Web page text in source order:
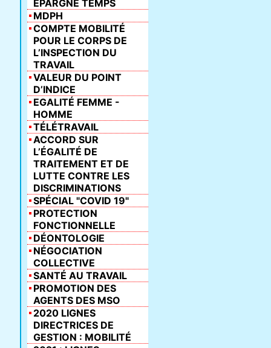
ÉPARGNE TEMPS
MDPH
COMPTE MOBILITÉ
POUR LE CORPS DE
L’INSPECTION DU
TRAVAIL
VALEUR DU POINT
D’INDICE
EGALITÉ FEMME -
HOMME
TÉLÉTRAVAIL
ACCORD SUR
L’ÉGALITÉ DE
TRAITEMENT ET DE
LUTTE CONTRE LES
DISCRIMINATIONS
SPÉCIAL "COVID 19"
PROTECTION
FONCTIONNELLE
DÉONTOLOGIE
NÉGOCIATION
COLLECTIVE
SANTÉ AU TRAVAIL
PROMOTION DES
AGENTS DES MSO
2020 LIGNES
DIRECTRICES DE
GESTION : MOBILITÉ